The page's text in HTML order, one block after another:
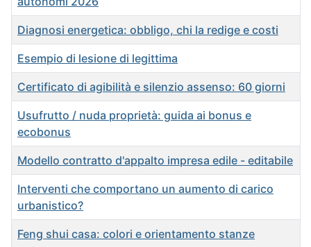
Diagnosi energetica: obbligo, chi la redige e costi
Esempio di lesione di legittima
Certificato di agibilità e silenzio assenso: 60 giorni
Usufrutto / nuda proprietà: guida ai bonus e
ecobonus
Modello contratto d'appalto impresa edile - editabile
Interventi che comportano un aumento di carico
urbanistico?
Feng shui casa: colori e orientamento stanze